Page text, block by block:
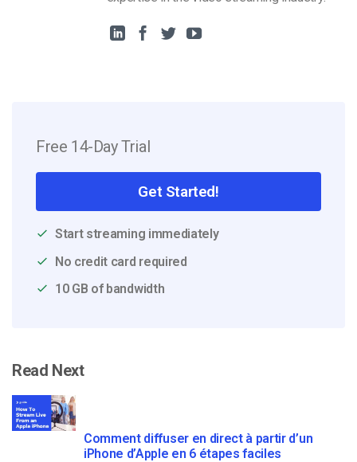
Free 14-Day Trial
Get Started!
Start streaming immediately
No credit card required
10 GB of bandwidth
Read Next
Comment diffuser en direct à partir d’un
iPhone d’Apple en 6 étapes faciles